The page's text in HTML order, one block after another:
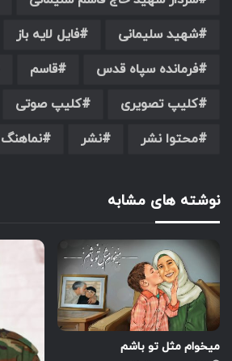
شهید سلیمانی
فایل لایه باز
فرمانده سپاه قدس
قاسم
کلیپ تصویری
کلیپ صوتی
محتوا نشر
نشر نماهنگ
نوشته های مشابه
میخوام مثل تو باشم